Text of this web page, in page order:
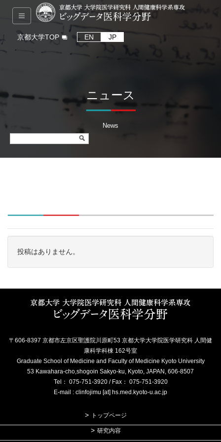
京都大学TOP EN JP
ニュース
News
投稿はありません。
〒606-8397 京都市左京区聖護院川原町53 京都大学大学院医学研究科 人間健
康科学科棟 162号室
Graduate School of Medicine and Faculty of Medicine Kyoto University
53 Kawahara-cho,shogoin Sakyo-ku, Kyoto, JAPAN, 606-8507
Tel： 075-751-3920 / Fax： 075-751-3920
E-mail : clinfojimu [at] hs.med.kyoto-u.ac.jp
トップページ
研究内容